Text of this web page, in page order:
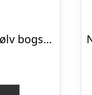
Nordahl Andersen sølv bogstav H